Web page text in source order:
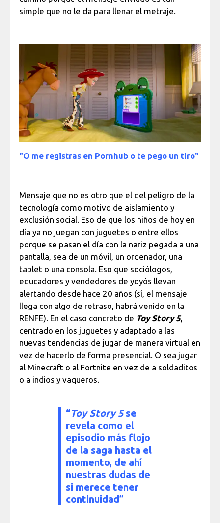
simple que no le da para llenar el metraje.
"O me registras en Pornhub o te pego un tiro"
Mensaje que no es otro que el del peligro de la
tecnología como motivo de aislamiento y
exclusión social. Eso de que los niños de hoy en
día ya no juegan con juguetes o entre ellos
porque se pasan el día con la nariz pegada a una
pantalla, sea de un móvil, un ordenador, una
tablet o una consola. Eso que sociólogos,
educadores y vendedores de yoyós llevan
alertando desde hace 20 años (sí, el mensaje
llega con algo de retraso, habrá venido en la
RENFE). En el caso concreto de Toy Story 5,
centrado en los juguetes y adaptado a las
nuevas tendencias de jugar de manera virtual en
vez de hacerlo de forma presencial. O sea jugar
al Minecraft o al Fortnite en vez de a soldaditos
o a indios y vaqueros.
“Toy Story 5se
revela como el
episodio más flojo
de la saga hasta el
momento, de ahí
nuestras dudas de
si merece tener
continuidad”